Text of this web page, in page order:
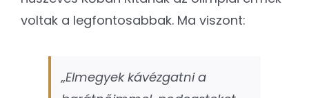
voltak a legfontosabbak. Ma viszont:
„Elmegyek kávézgatni a